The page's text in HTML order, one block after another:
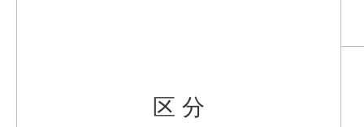
区 分